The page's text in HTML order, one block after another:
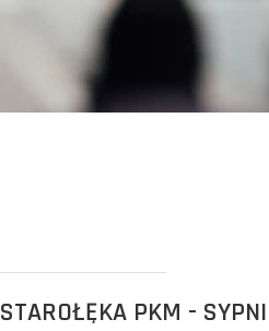
STAROŁĘKA PKM -